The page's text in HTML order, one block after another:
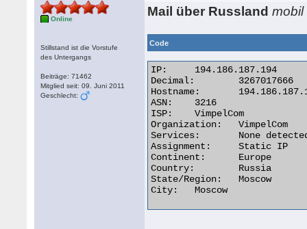
Online
Stillstand ist die Vorstufe
des Untergangs
Beiträge: 71462
Mitglied seit: 09. Juni 2011
Geschlecht:
Mail über Russland mobil
Code
IP:	194.186.187.194
Decimal:	3267017666
Hostname:	194.186.187.194
ASN:	3216
ISP:	VimpelCom
Organization:	VimpelCom
Services:	None detected
Assignment:	Static IP
Continent:	Europe
Country:	Russia
State/Region:	Moscow
City:	Moscow